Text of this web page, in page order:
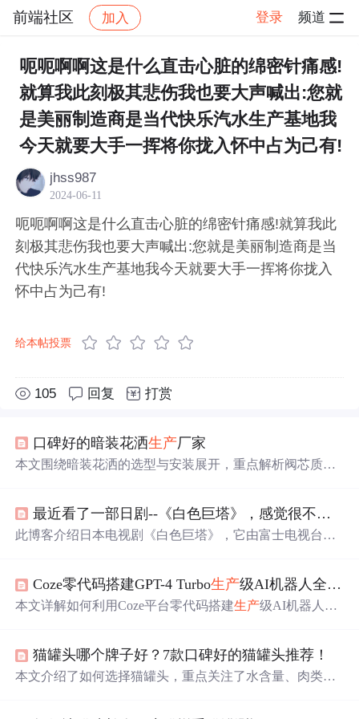
前端社区 加入 登录 频道
社区 前端社区 感慨 帖子详情
呃呃啊啊这是什么直击心脏的绵密针痛感!
就算我此刻极其悲伤我也要大声喊出:您就
是美丽制造商是当代快乐汽水生产基地我
今天就要大手一挥将你拢入怀中占为己有!
jhss987
2024-06-11
呃呃啊啊这是什么直击心脏的绵密针痛感!就算我此
刻极其悲伤我也要大声喊出:您就是美丽制造商是当
代快乐汽水生产基地我今天就要大手一挥将你拢入
怀中占为己有!
给本帖投票
105 回复 打赏
口碑好的暗装花洒生产厂家
本文围绕暗装花洒的选型与安装展开，重点解析阀芯质量
蚀）三大核心参数；强调预埋精准测量、德国高斯螺纹接
口、48小时打压测试等标准化安装流程；指出ISO9001/140
技术选型与实施指南。
最近看了一部日剧--《白色巨塔》，感觉很不错，推荐给大家！
此博客介绍日本电视剧《白色巨塔》，它由富士电视台历
阐述生命尊严。此外，共演阵容豪华，制作团队专业，将
该剧推上日剧高峰。
Coze零代码搭建GPT-4 Turbo生产级AI机器人全指南
本文详解如何利用Coze平台零代码搭建生产级AI机器人，
问题排查。核心依托Coze官方对接的GPT-4 Turbo API（12
8K上下文、JSON输出），通过知识库+数据库协同实现品
猫罐头哪个牌子好？7款口碑好的猫罐头推荐！
本文介绍了如何选择猫罐头，重点关注了水含量、肉类类